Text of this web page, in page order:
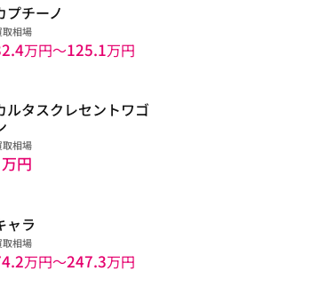
プチーノ
取相場
万円〜125.1万円
ルタスクレセントワゴ
取相場
円
ャラ
取相場
万円〜247.3万円